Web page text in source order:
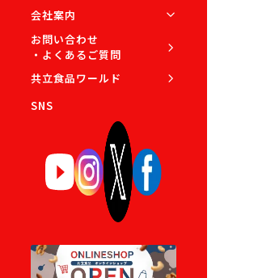
会社案内
お問い合わせ
・よくあるご質問
共立食品ワールド
SNS